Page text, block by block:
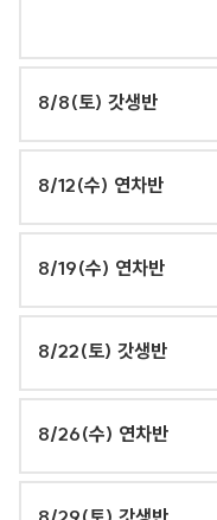
8/8(토) 갓생반
8/12(수) 연차반
8/19(수) 연차반
8/22(토) 갓생반
8/26(수) 연차반